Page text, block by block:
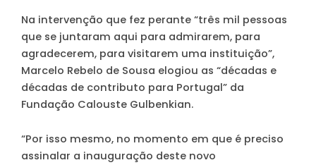
Na intervenção que fez perante “três mil pessoas
que se juntaram aqui para admirarem, para
agradecerem, para visitarem uma instituição”,
Marcelo Rebelo de Sousa elogiou as “décadas e
décadas de contributo para Portugal” da
Fundação Calouste Gulbenkian.
“Por isso mesmo, no momento em que é preciso
assinalar a inauguração deste novo